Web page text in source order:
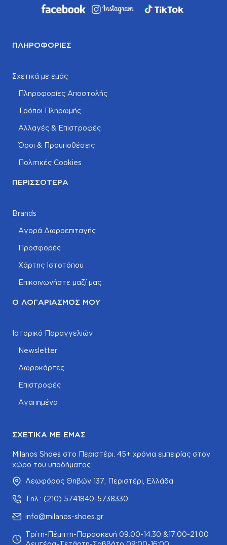
ΠΛΗΡΟΦΟΡΊΕΣ
Σχετικά με εμάς
Πληροφορίες Αποστολής
Τρόποι Πληρωμής
Αλλαγές & Επιστροφές
Όροι & Προυποθέσεις
Πολιτικές Cookies
ΠΕΡΙΣΣΌΤΕΡΑ
Brands
Αγορά Δωροεπιταγής
Προσφορές
Χάρτης Ιστοτόπου
Επικοινωνήστε μαζί μας
Ο ΛΟΓΑΡΙΑΣΜΌΣ ΜΟΥ
Ιστορικό Παραγγελιών
Newsletter
Δωροκάρτες
Επιστροφές
Αγαπημένα
ΣΧΕΤΙΚΆ ΜΕ ΕΜΆΣ
Milanos Shoes στο Περιστέρι. 45+ χρόνια εμπειρίας στον
χώρο του υποδήματος.
Λεωφόρος Θηβών 137, Περιστέρι, Ελλάδα
Τηλ.: (210) 5741840-5738330
info@milanos-shoes.gr
Τρίτη-Πέμπτη-Παρασκευή 09:00-14:30 &17:00-21:00